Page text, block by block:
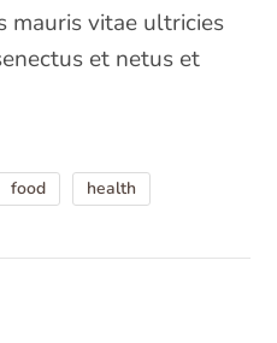
mauris vitae ultricies
et netus et
food health